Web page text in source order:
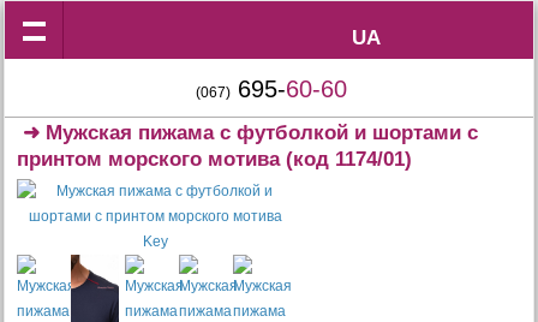
UA
UA
(067) 695-60-60
➜ Мужская пижама с футболкой и шортами с
принтом морского мотива(код 1174/01)